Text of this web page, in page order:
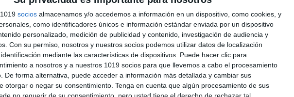
socios almacenamos y/o accedemos a información en un dispositivo, como cookies, y
como identificadores únicos e información estándar enviada por un dispositivo
personalizado, medición de publicidad y contenido, investigación de audiencia y
Con su permiso, nosotros y nuestros socios podemos utilizar datos de localización
mediante las características de dispositivos. Puede hacer clic para
a nosotros y a nuestros 1019 socios para que llevemos a cabo el procesamiento
De forma alternativa, puede acceder a información más detallada y cambiar sus
otorgar o negar su consentimiento. Tenga en cuenta que algún procesamiento de sus
no requerir de su consentimiento, pero usted tiene el derecho de rechazar tal
selectividad resueltos
2000-2012
FACEBOOK